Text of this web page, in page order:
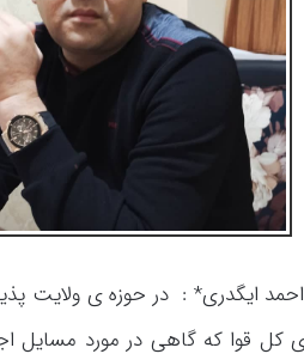
احمد ایگدری* : در حوزه ی ولایت
ی کل قوا که گاهی در مورد